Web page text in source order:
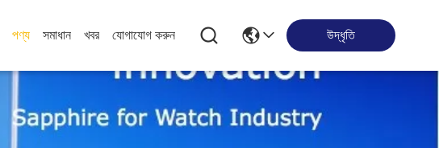
পণ্য সমাধান খবর যোগাযোগ করুন উদ্ধৃতি